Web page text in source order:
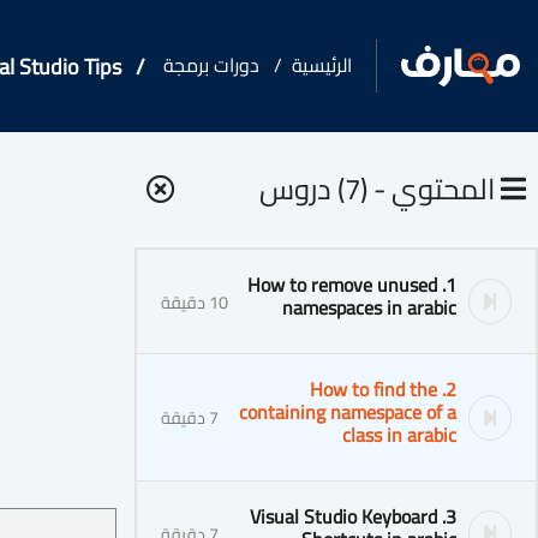
الرئيسية دورات برمجة Studio Tips
المحتوي - (7) دروس
1. How to remove unused
namespaces in arabic 10 دقيقة
2. How to find the
containing namespace of a
class in arabic 7 دقيقة
3. Visual Studio Keyboard